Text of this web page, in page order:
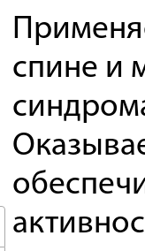
спине и